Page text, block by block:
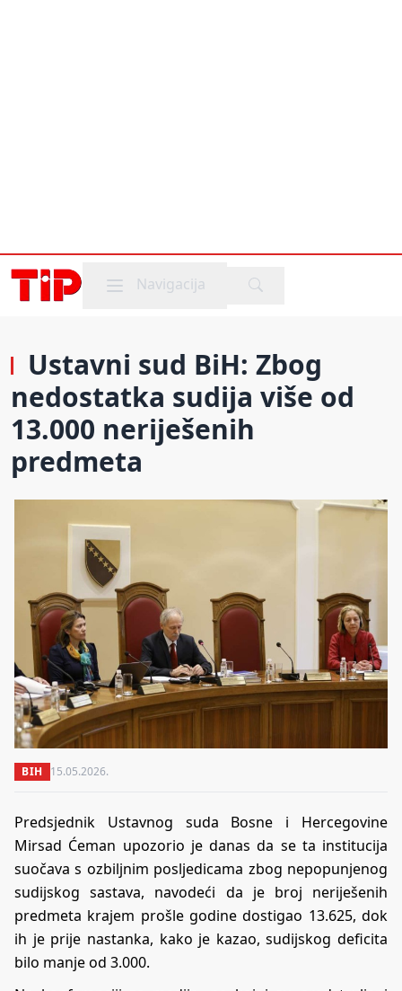
Mobile menu
Navigacija
Ustavni sud BiH: Zbog
nedostatka sudija više od
13.000 neriješenih
predmeta
BIH 15.05.2026.
Predsjednik Ustavnog suda Bosne i Hercegovine
Mirsad Ćeman upozorio je danas da se ta institucija
suočava s ozbiljnim posljedicama zbog nepopunjenog
sudijskog sastava, navodeći da je broj neriješenih
predmeta krajem prošle godine dostigao 13.625, dok
ih je prije nastanka, kako je kazao, sudijskog deficita
bilo manje od 3.000.